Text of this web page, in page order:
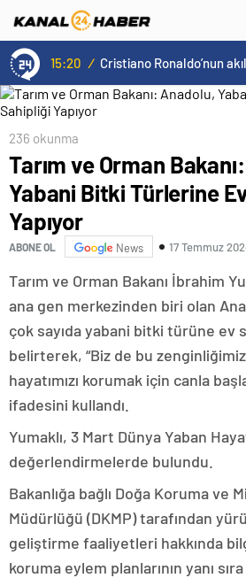
15:20 /
236 okunma
Tarım ve Orman
Yabani Bitki Türlerine
Yapıyor
ABONE OL News 17 Temmuz
Tarım ve Orman Bakanı İbrahim
ana gen merkezinden biri olan
çok sayıda yabani bitki türüne ev
belirterek, “Biz de bu
hayatımızı korumak için canla
ifadesini kullandı.
Yumaklı, 3 Mart Dünya Yaban
değerlendirmelerde bulundu.
Bakanlığa bağlı Doğa Koruma ve
Müdürlüğü (DKMP) tarafından
geliştirme faaliyetleri hakkında
koruma eylem planlarının yanı